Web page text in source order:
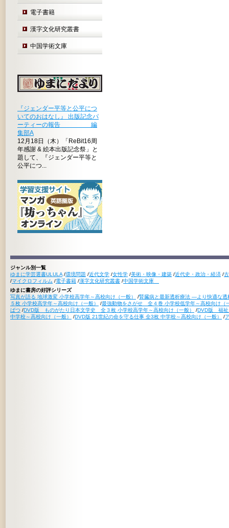
電子書籍
漢字文化研究叢書
中国学術文庫
『ジェンダー平等と公平につ
いてのおはなし』 出版記念パ
ーティーの報告 編
集部A
12月18日（木）「ReBit16周
年感謝 & 絵本出版記念祭」と
題して、『ジェンダー平等と
公平につ...
ジャンル別一覧
ゆまに学芸選書ULULA /環境問題 /近代文学 /女性学 /美術・映像・建築 /近代史・政治・経済 /
/マイクロフィルム /電子書籍 /漢字文化研究叢書 /中国学術文庫
ゆまに書房の好評シリーズ
写真が語る 地球激変 小学校高学年～高校向け（一般）
/腎臓病と最新透析療法 ―より快適な
５枚 小学校高学年～高校向け（一般）
/最強動物をさがせ 全４巻 小学校低学年～高校向け（
ばつ /DVD版 ものがたり日本文学史 全３枚 小学校高学年～高校向け（一般） /DVD版 福祉
中学校～高校向け（一般）
/DVD版 21世紀の命を守る仕事 全3枚 中学校～高校向け（一般） /